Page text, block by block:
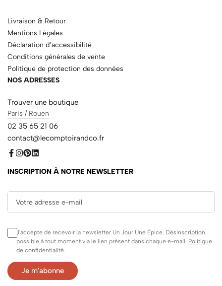
Livraison & Retour
Mentions Légales
Déclaration d’accessibilité
Conditions générales de vente
Politique de protection des données
NOS ADRESSES
Trouver une boutique
Paris / Rouen
02 35 65 21 06
contact@lecomptoirandco.fr
INSCRIPTION À NOTRE NEWSLETTER
J'accepte de recevoir la newsletter Un Jour Une Épice. Désinscription
possible à tout moment via le lien présent dans chaque e-mail. Politique
de confidentialité.